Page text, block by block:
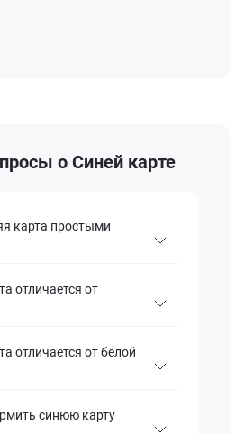
о Синей карте
карта простыми
отличается от
отличается от белой
синюю карту